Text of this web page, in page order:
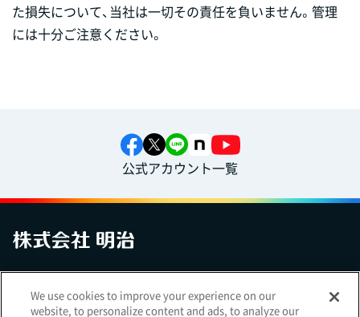
た損失について、当社は一切その責任を負いません。管理
には十分ご注意ください。
公式アカウント一覧
アクセシビリティへの対応方針ご利用規約明治グループのDX
We use cookies to improve your experience on our
website, to personalize content and ads, to analyze our